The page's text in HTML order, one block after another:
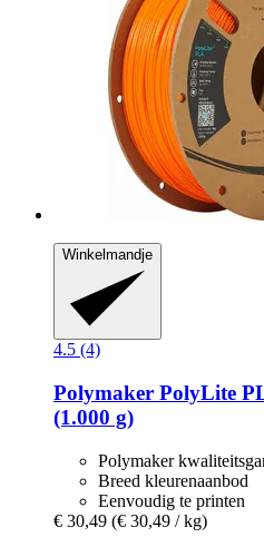
Winkelmandje
4.5 (4)
Polymaker PolyLite
(1.000 g)
Polymaker
Breed kleurenaanbod
Eenvoudig te printen
€ 30,49 (€ 30,49 / kg)